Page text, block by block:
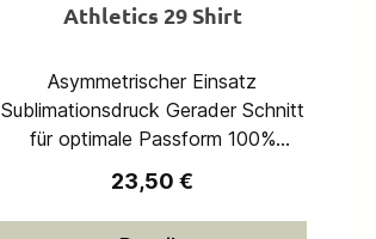
Athletics 29 Shirt
Asymmetrischer Einsatz
Sublimationsdruck Gerader Schnitt
für optimale Passform 100%
Polyester (recycelt)
Regulärer Preis:
23,50 €